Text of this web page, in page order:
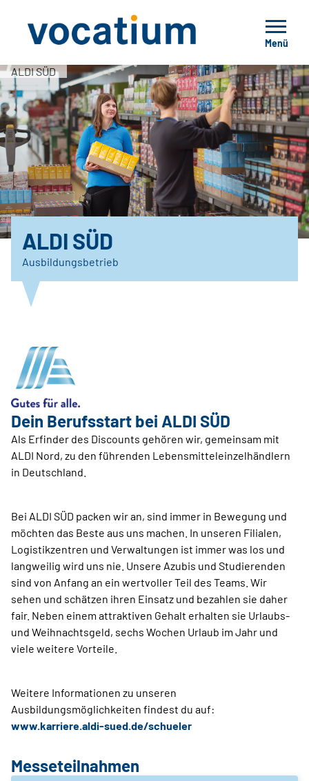
Menü
ALDI SÜD
ALDI SÜD
Ausbildungsbetrieb
Dein Berufsstart bei ALDI SÜD
Als Erfinder des Discounts gehören wir, gemeinsam mit
ALDI Nord, zu den führenden Lebensmitteleinzelhändlern
in Deutschland.
Bei ALDI SÜD packen wir an, sind immer in Bewegung und
möchten das Beste aus uns machen. In unseren Filialen,
Logistikzentren und Verwaltungen ist immer was los und
langweilig wird uns nie. Unsere Azubis und Studierenden
sind von Anfang an ein wertvoller Teil des Teams. Wir
sehen und schätzen ihren Einsatz und bezahlen sie daher
fair. Neben einem attraktiven Gehalt erhalten sie Urlaubs-
und Weihnachtsgeld, sechs Wochen Urlaub im Jahr und
viele weitere Vorteile.
Weitere Informationen zu unseren
Ausbildungsmöglichkeiten findest du auf:
www.karriere.aldi-sued.de/schueler
Messeteilnahmen